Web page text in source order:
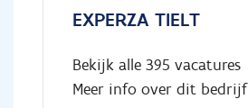
EXPERZA TIELT
Bekijk alle 395 vacatures
Meer info over dit bedrijf